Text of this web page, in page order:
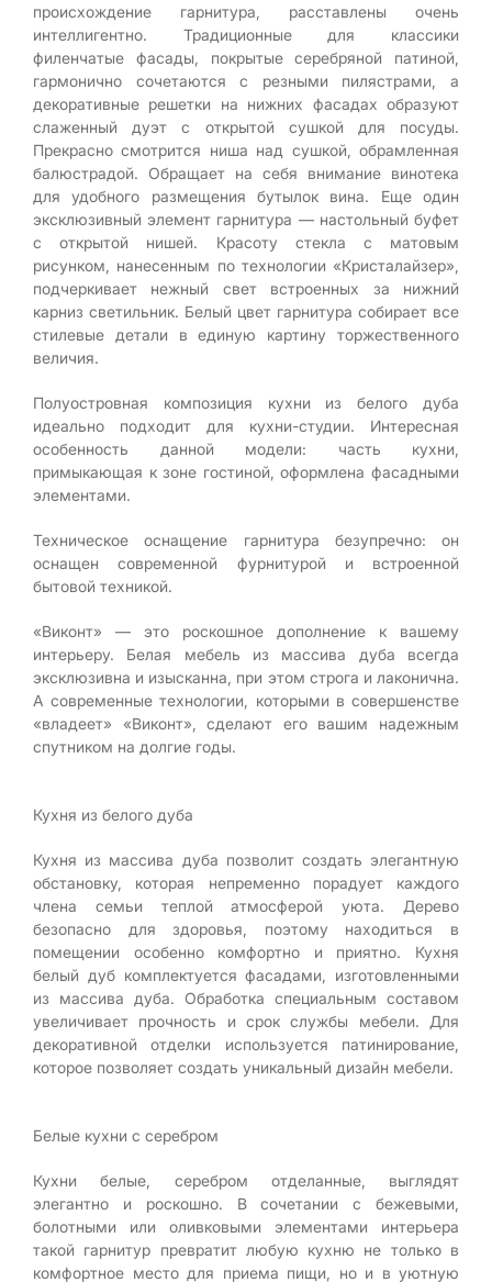
происхождение гарнитура, расставлены очень
интеллигентно. Традиционные для классики
филенчатые фасады, покрытые серебряной патиной,
гармонично сочетаются с резными пилястрами, а
декоративные решетки на нижних фасадах образуют
слаженный дуэт с открытой сушкой для посуды.
Прекрасно смотрится ниша над сушкой, обрамленная
балюстрадой. Обращает на себя внимание винотека
для удобного размещения бутылок вина. Еще один
эксклюзивный элемент гарнитура — настольный буфет
с открытой нишей. Красоту стекла с матовым
рисунком, нанесенным по технологии «Кристалайзер»,
подчеркивает нежный свет встроенных за нижний
карниз светильник. Белый цвет гарнитура собирает все
стилевые детали в единую картину торжественного
величия.
Полуостровная композиция кухни из белого дуба
идеально подходит для кухни-студии. Интересная
особенность данной модели: часть кухни,
примыкающая к зоне гостиной, оформлена фасадными
элементами.
Техническое оснащение гарнитура безупречно: он
оснащен современной фурнитурой и встроенной
бытовой техникой.
«Виконт» — это роскошное дополнение к вашему
интерьеру. Белая мебель из массива дуба всегда
эксклюзивна и изысканна, при этом строга и лаконична.
А современные технологии, которыми в совершенстве
«владеет» «Виконт», сделают его вашим надежным
спутником на долгие годы.
Кухня из белого дуба
Кухня из массива дуба позволит создать элегантную
обстановку, которая непременно порадует каждого
члена семьи теплой атмосферой уюта. Дерево
безопасно для здоровья, поэтому находиться в
помещении особенно комфортно и приятно. Кухня
белый дуб комплектуется фасадами, изготовленными
из массива дуба. Обработка специальным составом
увеличивает прочность и срок службы мебели. Для
декоративной отделки используется патинирование,
которое позволяет создать уникальный дизайн мебели.
Белые кухни с серебром
Кухни белые, серебром отделанные, выглядят
элегантно и роскошно. В сочетании с бежевыми,
болотными или оливковыми элементами интерьера
такой гарнитур превратит любую кухню не только в
комфортное место для приема пищи, но и в уютную